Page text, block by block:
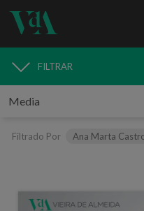
MEDIA
FILTRAR
Filtrado Por Ana Marta